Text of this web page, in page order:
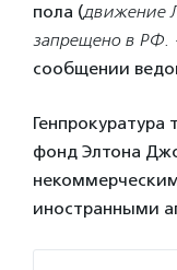
пола (движение
запрещено в
сообщении
Генпрокуратура
фонд Элтона
иностранными